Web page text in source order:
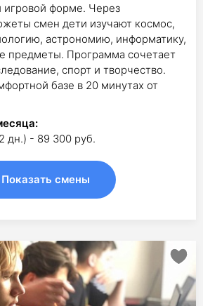
игровой форме. Через
смен дети изучают космос,
астрономию, информатику,
предметы. Программа сочетает
спорт и творчество.
базе в 20 минутах от
дн.) - 89 300 руб.
Показать смены